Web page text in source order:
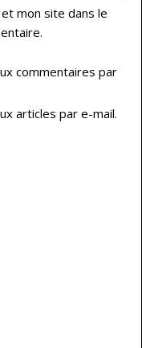
mon site dans le
commentaires par
articles par e-mail.